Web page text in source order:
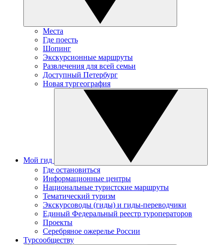
Места
Где поесть
Шопинг
Экскурсионные маршруты
Развлечения для всей семьи
Доступный Петербург
Новая тургеография
Мой гид
Где остановиться
Информационные центры
Национальные туристские маршруты
Тематический туризм
Экскурсоводы (гиды) и гиды-переводчики
Единый Федеральный реестр туроператоров
Проекты
Серебряное ожерелье России
Турсообществу